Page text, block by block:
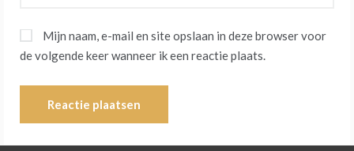
Mijn naam, e-mail en site opslaan in deze browser voor
de volgende keer wanneer ik een reactie plaats.